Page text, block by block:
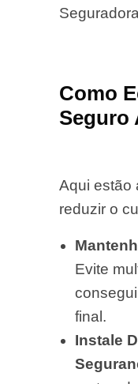
Como
Seguro
Aqui estão
reduzir o
Evite
final.
Instale